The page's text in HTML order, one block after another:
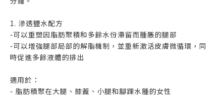
1. 滲透鹽水配方
-可以重塑因脂肪聚積和多餘水份滯留而腫脹的腿部
-可以增強腿部局部的解脂機制，並重新激活皮膚微循環，同
時促進多餘液體的排出
適用於：
- 脂肪積聚在大腿、膝蓋、小腿和腳踝水腫的女性